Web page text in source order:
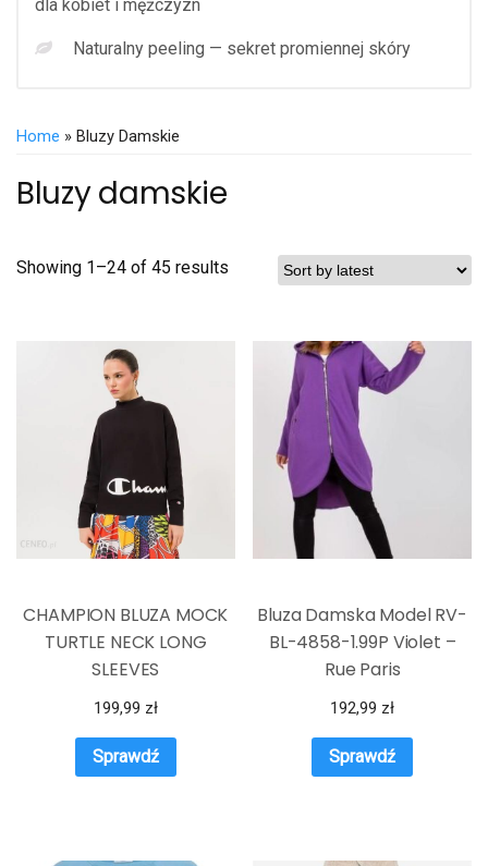
dla kobiet i mężczyzn
Naturalny peeling — sekret promiennej skóry
Home » Bluzy Damskie
Bluzy damskie
Showing 1–24 of 45 results
CHAMPION BLUZA MOCK
TURTLE NECK LONG
SLEEVES
199,99 zł
Sprawdź
Bluza Damska Model RV-
BL-4858-1.99P Violet –
Rue Paris
192,99 zł
Sprawdź